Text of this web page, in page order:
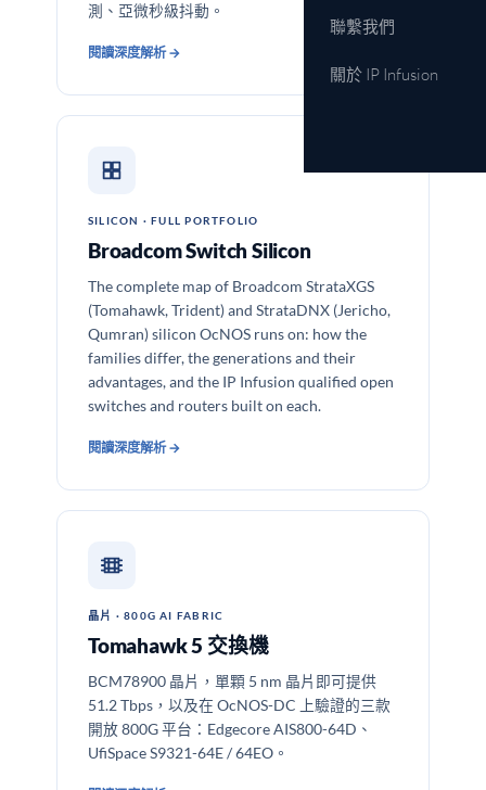
聯繫我們
關於 IP Infusion
測、亞微秒級抖動。
閱讀深度解析 →
SILICON · FULL PORTFOLIO
Broadcom Switch Silicon
The complete map of Broadcom StrataXGS
(Tomahawk, Trident) and StrataDNX (Jericho,
Qumran) silicon OcNOS runs on: how the
families differ, the generations and their
advantages, and the IP Infusion qualified open
switches and routers built on each.
閱讀深度解析 →
晶片 · 800G AI FABRIC
Tomahawk 5 交換機
BCM78900 晶片，單顆 5 nm 晶片即可提供
51.2 Tbps，以及在 OcNOS-DC 上驗證的三款
開放 800G 平台：Edgecore AIS800-64D、
UfiSpace S9321-64E / 64EO。